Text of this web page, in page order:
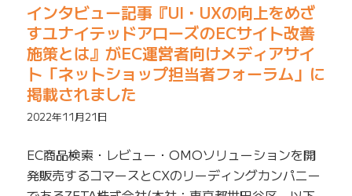
インタビュー記事『UI・UXの向上をめざ
すユナイテッドアローズのECサイト改善
施策とは』がEC運営者向けメディアサイ
ト「ネットショップ担当者フォーラム」に
掲載されました
2022年11月21日
EC商品検索・レビュー・OMOソリューションを開
発販売するコマースとCXのリーディングカンパニー